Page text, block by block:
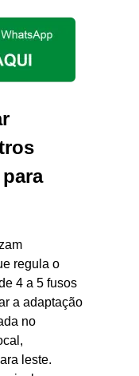
regula o
4 a 5 fusos
a adaptação
no
leste.